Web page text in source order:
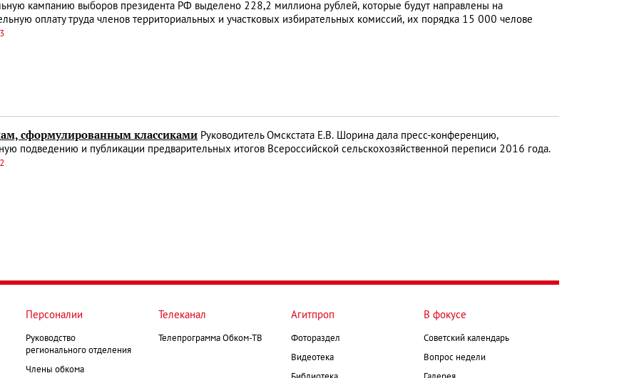
кампанию выборов президента РФ выделено 228,2 миллиона рублей, которые будут направлены на
оплату труда членов территориальных и участковых избирательных комиссий, их порядка 15 000 челове
сформулированным классиками Руководитель Омскстата Е.В. Шорина дала пресс-конференцию,
подведению и публикации предварительных итогов Всероссийской сельскохозяйственной переписи 2016 года.
Персоналии
Руководство
регионального отделения
Члены обкома
Телеканал
Телепрограмма Обком-ТВ
Агитпроп
Фотораздел
Видеотека
В фокусе
Советский календарь
Вопрос недели